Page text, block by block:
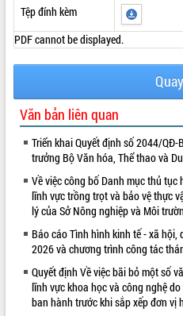
VIDEO
Tệp đính kèm
PDF cannot be displayed.
Văn bản liên quan
Triển khai Quyết định số 2044/
trưởng Bộ Văn hóa, Thể thao và
Về việc công bố Danh mục thủ
lĩnh vực trồng trọt và bảo vệ thực
lý của Sở Nông nghiệp và Môi
Báo cáo Tình hình kinh tế - xã
2026 và chương trình công tác
Quyết định Về việc bãi bỏ một số
lĩnh vực khoa học và công nghệ
ban hành trước khi sắp xếp đơn vị